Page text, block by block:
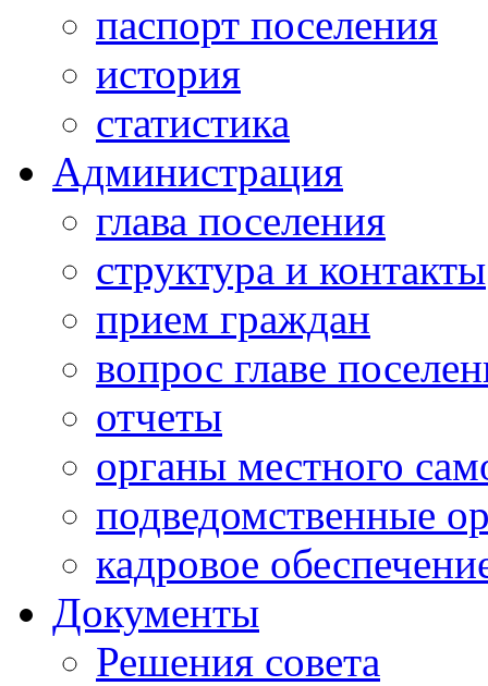
паспорт поселения
история
статистика
Администрация
глава поселения
структура и контакты
прием граждан
вопрос главе
отчеты
органы местного
подведомственные
кадровое
Документы
Решения совета